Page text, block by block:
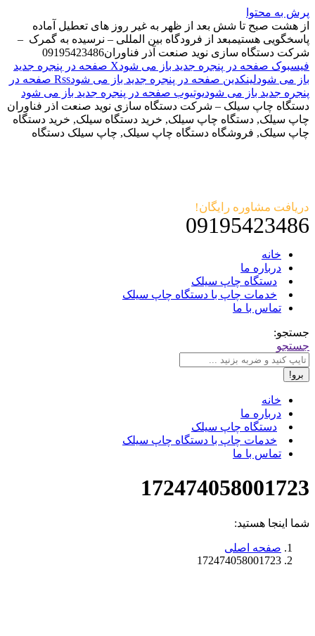
پرش به محتوا
از هشت صبح تا شش بعد از ظهر به غیر روز های تعطیل آماده
پاسخگویی هستیمبعد از فرودگاه بین المللی – نرسیده به گمرک –
شرکت دستگاه سازی نوید صنعت آذر فناوران09195423486
فیسبوک صفحه در پنجره جدید باز می شود
X صفحه در پنجره جدید
باز می شودلینکدین صفحه در پنجره جدید باز می شود
Rss صفحه در
پنجره جدید باز می شودیوتیوب صفحه در پنجره جدید باز می شود
دستگاه چاپ سیلک – شرکت دستگاه سازی نوید صنعت اذر فناوران
چاپ سیلک, دستگاه چاپ سیلک, خرید دستگاه سیلک, خرید دستگاه
چاپ سیلک, فروشگاه دستگاه چاپ سیلک, چاپ سیلک دستگاه
دریافت مشاوره رایگان!
09195423486
خانه
درباره ما
دستگاه چاپ سیلک
خدمات چاپ با دستگاه چاپ سیلک
تماس با ما
جستجو:
جستجو
خانه
درباره ما
دستگاه چاپ سیلک
خدمات چاپ با دستگاه چاپ سیلک
تماس با ما
172474058001723
شما اینجا هستید:
صفحه اصلی
172474058001723